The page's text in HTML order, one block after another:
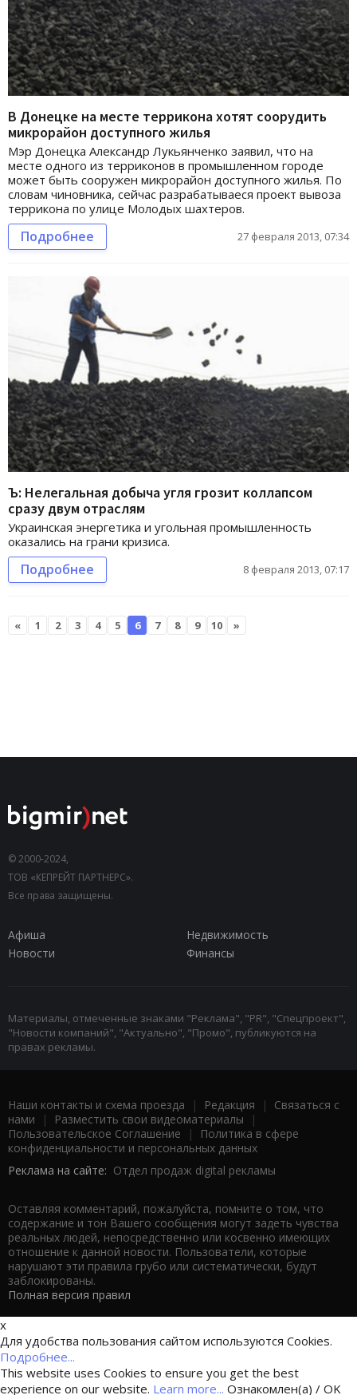
В Донецке на месте террикона хотят соорудить
микрорайон доступного жилья
Мэр Донецка Александр Лукьянченко заявил, что на
месте одного из терриконов в промышленном городе
может быть сооружен микрорайон доступного жилья. По
словам чиновника, сейчас разрабатываеся проект вывоза
террикона по улице Молодых шахтеров.
Подробнее 27 февраля 2013, 07:34
Ъ: Нелегальная добыча угля грозит коллапсом
сразу двум отраслям
Украинская энергетика и угольная промышленность
оказались на грани кризиса.
Подробнее 8 февраля 2013, 07:17
« 1 2 3 4 5 6 7 8 9 10 »
© 2000-2024,
ТОВ «КЕПРЕЙТ ПАРТНЕРС».
Все права защищены.
Афиша
Недвижимость
Новости
Финансы
Материалы, отмеченные знаками "Реклама", "PR", "Спецпроект",
"Новости компаний", "Актуально", "Промо", публикуются на
правах рекламы.
Наши контакты и схема проезда | Редакция | Связаться с
нами | Разместить свои видеоматериалы |
Пользовательское Соглашение |
Политика в сфере
конфиденциальности и персональных данных
Реклама на сайте: Отдел продаж digital рекламы
Оставляя комментарий, пожалуйста, помните о том, что
содержание и тон Вашего сообщения могут задеть чувства
реальных людей, непосредственно или косвенно имеющих
отношение к данной новости. Пользователи, которые
нарушают эти правила грубо или систематически, будут
заблокированы.
Полная версия правил
x
Для удобства пользования сайтом используются Cookies.
Подробнее...
This website uses Cookies to ensure you get the best
experience on our website. Learn more... Ознакомлен(а) / OK